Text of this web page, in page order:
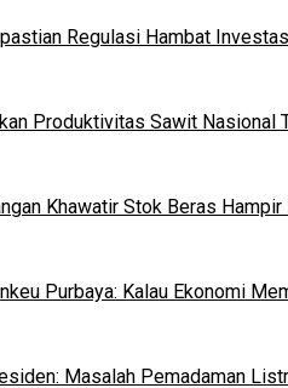
Regulasi Hambat
Produktivitas Sawit Nasional
Khawatir Stok Beras
Purbaya: Kalau Ekonomi
Masalah Pemadaman